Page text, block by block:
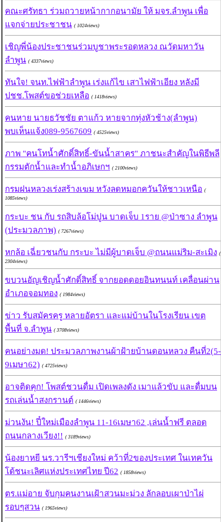
คณะศรัทธา ร่วมถวายหน้ากากอนามัย ให้ มจร.ลำพูน เพื่อ
แจกจ่ายประชาชน ( 1024views)
เชิญพี่น้องประชาชนร่วมบูชาพระรอดหลวง ณวัดมหาวัน
ลำพูน ( 4337views)
ทันใจ! จนท.ไฟฟ้าลำพูน เร่งแก้ไข เสาไฟฟ้าเอียง หลังมี
ปชช.โพสต์ขอช่วยเหลือ ( 1418views)
คนหาย นายธวัชชัย ตาแก้ว หายจากทุ่งหัวช้าง(ลำพูน)
พบเห็นแจ้ง089-9567609 ( 4525views)
ภาพ "คนโทน้ำศักดิ์สิทธิ์-ขันน้ำสาคร" ภาชนะสำคัญในพิธีพลี
กรรมตักน้ำและทำน้ำอภิเษกฯ ( 2100views)
กรมฝนหลวงเร่งสร้างเฆม หวังลดหมอกควันให้ชาวเหนือ (
1085views)
กระบะ ชน กับ รถสิบล้อโม่ปูน บาดเจ็บ 1ราย @ป่าซาง ลำพูน
(ประมวลภาพ) ( 7267views)
หกล้อ เฉี่ยวชนกับ กระบะ ไม่มีผู้บาดเจ็บ @ถนนแม่ริม-สะเมิง (
2304views)
ขบวนอัญเชิญน้ำศักดิ์สิทธิ์ จากยอดดอยอินทนนท์ เคลื่อนผ่าน
อำเภอจอมทอง ( 1984views)
ข่าว รับสมัครครู หลายอัตรา และแม่บ้านในโรงเรียน เขต
พื้นที่ จ.ลำพูน ( 3708views)
คนอย่างมด! ประมวลภาพงานผ้าฝ้ายบ้านดอนหลวง คืนที่2(5-
9เมษา62) ( 4725views)
อาจติดคุก! โพสต์ชวนดื่ม เปิดเพลงดัง เมาแล้วขับ และดื่มบน
รถเล่นน้ำสงกรานต์ ( 1446views)
ม่วนงัน! ปี๋ใหม่เมืองลำพูน 11-16เมษา62 ,เล่นน้ำฟรี ตลอด
ถนนกลางเวียง!! ( 3189views)
น้องยาหยี นร.วารีฯเชียงใหม่ คว้าที่2ของประเทศ ในเทควัน
โด้ชนะเลิศแห่งประเทศไทย ปี62 ( 1858views)
ตร.แม่อาย จับกุมคนงานเฝ้าสวนมะม่วง ลักลอบเผาป่าไผ่
รอบๆสวน ( 1965views)